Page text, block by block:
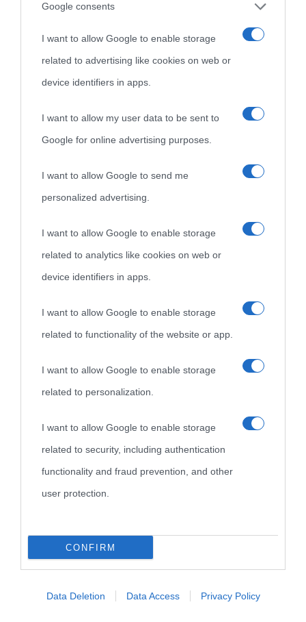
Google consents
I want to allow Google to enable storage
related to advertising like cookies on web or
device identifiers in apps.
I want to allow my user data to be sent to
Google for online advertising purposes.
I want to allow Google to send me
personalized advertising.
I want to allow Google to enable storage
related to analytics like cookies on web or
device identifiers in apps.
I want to allow Google to enable storage
related to functionality of the website or app.
I want to allow Google to enable storage
related to personalization.
I want to allow Google to enable storage
related to security, including authentication
functionality and fraud prevention, and other
user protection.
CONFIRM
Data Deletion Data Access Privacy Policy